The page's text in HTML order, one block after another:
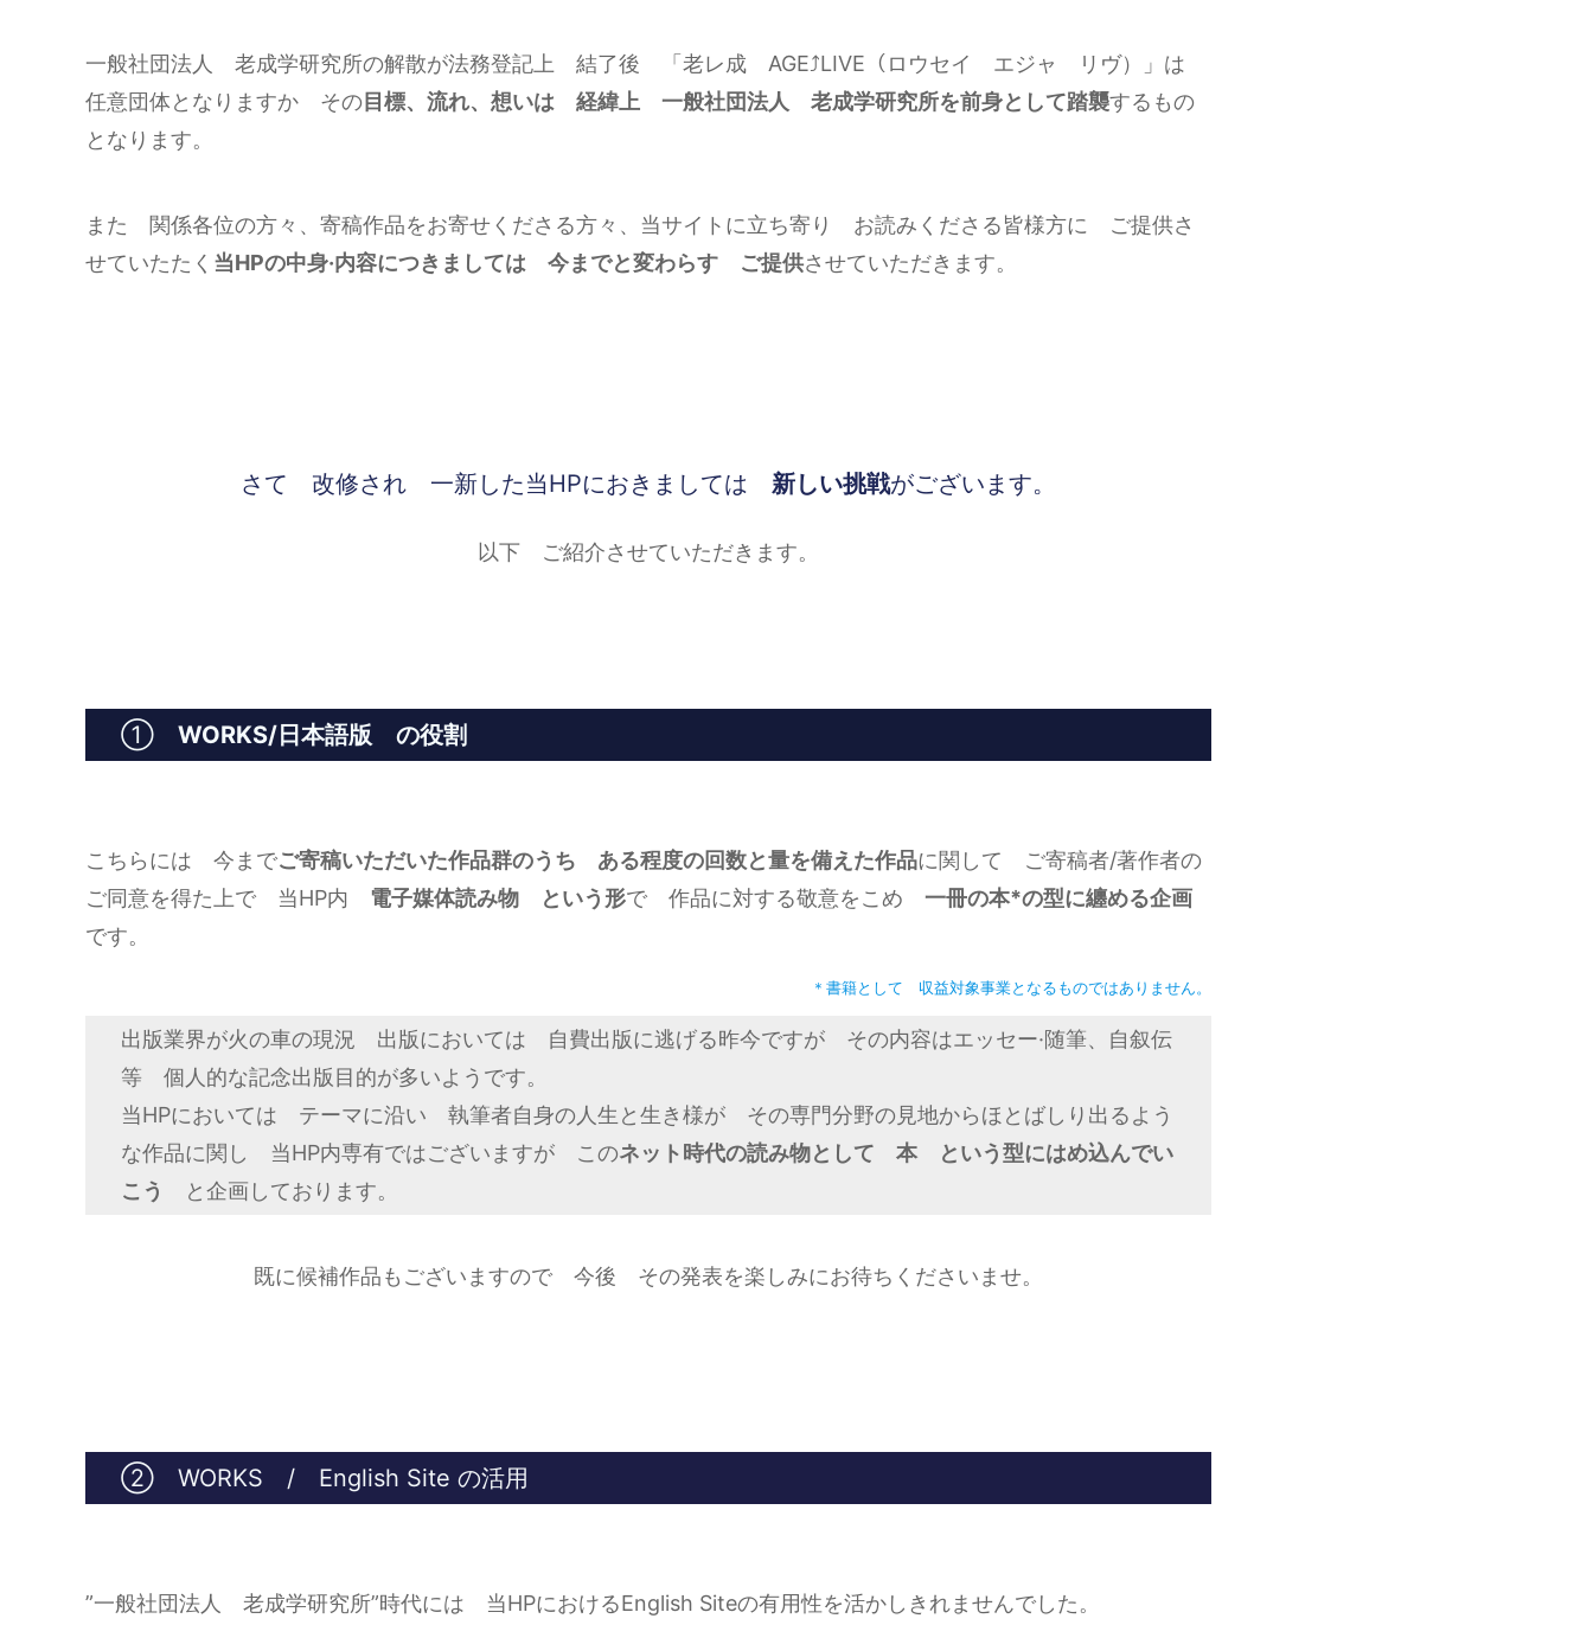
一般社団法人 老成学研究所の解散が法務登記上 結了後 「老レ成 AGE⤴︎LIVE（ロウセイ エジャ リヴ）」は
任意団体となりますか その目標、流れ、想いは 経緯上 一般社団法人 老成学研究所を前身として踏襲するもの
となります。
また 関係各位の方々、寄稿作品をお寄せくださる方々、当サイトに立ち寄り お読みくださる皆様方に ご提供さ
せていたたく 当HPの中身·内容につきましては 今までと変わらす ご提供させていただきます。
さて 改修され 一新した当HPにおきましては 新しい挑戦がございます。
以下 ご紹介させていただきます。
① WORKS/日本語版 の役割
こちらには 今までご寄稿いただいた作品群のうち ある程度の回数と量を備えた作品に関して ご寄稿者/著作者の
ご同意を得た上で 当HP内 電子媒体読み物 という形で 作品に対する敬意をこめ 一冊の本*の型に纏める企画
です。
＊書籍として 収益対象事業となるものではありません。
出版業界が火の車の現況 出版においては 自費出版に逃げる昨今ですが その内容はエッセー·随筆、自叙伝
等 個人的な記念出版目的が多いようです。
当HPにおいては テーマに沿い 執筆者自身の人生と生き様が その専門分野の見地からほとばしり出るよう
な作品に関し 当HP内専有ではございますが このネット時代の読み物として 本 という型にはめ込んでい
こう
と企画しております。
既に候補作品もございますので 今後 その発表を楽しみにお待ちくださいませ。
② WORKS / English Site の活用
”一般社団法人 老成学研究所”時代には 当HPにおけるEnglish Siteの有用性を活かしきれませんでした。